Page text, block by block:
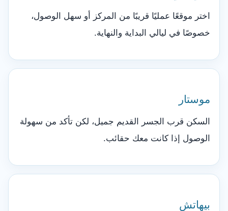
اختر موقعًا عمليًا قريبًا من المركز أو سهل الوصول،
خصوصًا في ليالي البداية والنهاية.
موستار
السكن قرب الجسر القديم جميل، لكن تأكد من سهولة
الوصول إذا كانت معك حقائب.
بيهاتش